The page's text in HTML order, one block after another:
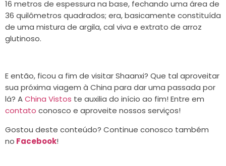
16 metros de espessura na base, fechando uma área de
36 quilômetros quadrados; era, basicamente constituída
de uma mistura de argila, cal viva e extrato de arroz
glutinoso.
E então, ficou a fim de visitar Shaanxi? Que tal aproveitar
sua próxima viagem à China para dar uma passada por
lá? AChina Vistos te auxilia do início ao fim! Entre em
contato conosco e aproveite nossos serviços!
Gostou deste conteúdo? Continue conosco também
no Facebook!